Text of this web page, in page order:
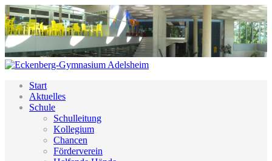
Start
Aktuelles
Schule
Schulleitung
Kollegium
Chancen
Förderverein